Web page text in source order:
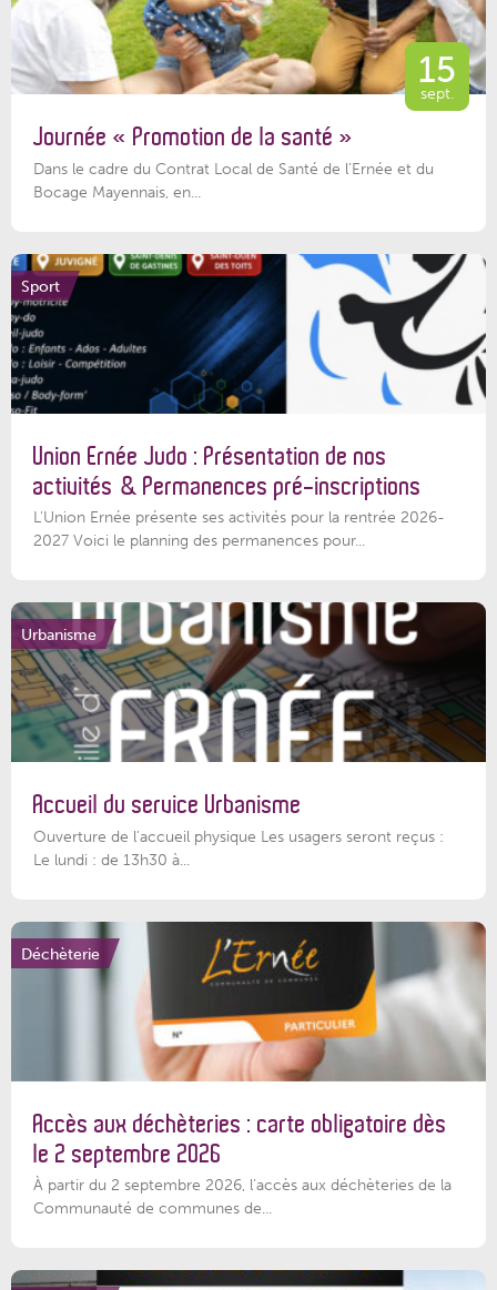
15
sept.
Journée « Promotion de la santé »
Dans le cadre du Contrat Local de Santé de l’Ernée et du
Bocage Mayennais, en...
Sport
Union Ernée Judo : Présentation de nos
activités & Permanences pré-inscriptions
L'Union Ernée présente ses activités pour la rentrée 2026-
2027 Voici le planning des permanences pour...
Urbanisme
Accueil du service Urbanisme
Ouverture de l'accueil physique Les usagers seront reçus :
Le lundi : de 13h30 à...
Déchèterie
Accès aux déchèteries : carte obligatoire dès
le 2 septembre 2026
À partir du 2 septembre 2026, l’accès aux déchèteries de la
Communauté de communes de...